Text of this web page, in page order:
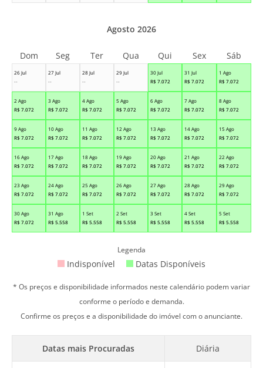
26 Jul
--
27 Jul
--
28 Jul
--
29 Jul
--
30 Jul
R$ 7.072
31 Jul
R$ 7.072
1 Ago
R$ 7.072
2 Ago
R$ 7.072
3 Ago
R$ 7.072
4 Ago
R$ 7.072
5 Ago
R$ 7.072
6 Ago
R$ 7.072
7 Ago
R$ 7.072
8 Ago
R$ 7.072
9 Ago
R$ 7.072
10 Ago
R$ 7.072
11 Ago
R$ 7.072
12 Ago
R$ 7.072
13 Ago
R$ 7.072
14 Ago
R$ 7.072
15 Ago
R$ 7.072
16 Ago
R$ 7.072
17 Ago
R$ 7.072
18 Ago
R$ 7.072
19 Ago
R$ 7.072
20 Ago
R$ 7.072
21 Ago
R$ 7.072
22 Ago
R$ 7.072
23 Ago
R$ 7.072
24 Ago
R$ 7.072
25 Ago
R$ 7.072
26 Ago
R$ 7.072
27 Ago
R$ 7.072
28 Ago
R$ 7.072
29 Ago
R$ 7.072
30 Ago
R$ 7.072
31 Ago
R$ 5.558
1 Set
R$ 5.558
2 Set
R$ 5.558
3 Set
R$ 5.558
4 Set
R$ 5.558
5 Set
R$ 5.558
Agosto 2026
Dom Seg Ter Qua Qui Sex Sáb
Legenda
Indisponível Datas Disponíveis
* Os preços e disponibilidade informados neste calendário podem variar
conforme o período e demanda.
Confirme os preços e a disponibilidade do imóvel com o anunciante.
Datas mais Procuradas Diária